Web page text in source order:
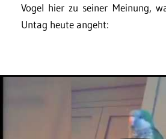
Vogel hier zu seiner Meinung,
Untag heute angeht: